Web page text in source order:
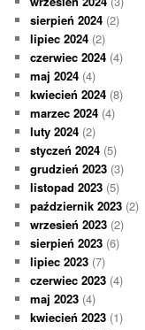
sierpień 2024 (2)
lipiec 2024 (2)
czerwiec 2024 (4)
maj 2024 (4)
kwiecień 2024 (8)
marzec 2024 (4)
luty 2024 (2)
styczeń 2024 (5)
grudzień 2023 (3)
listopad 2023 (5)
październik 2023 (2)
wrzesień 2023 (2)
sierpień 2023 (6)
lipiec 2023 (7)
czerwiec 2023 (4)
maj 2023 (4)
kwiecień 2023 (1)